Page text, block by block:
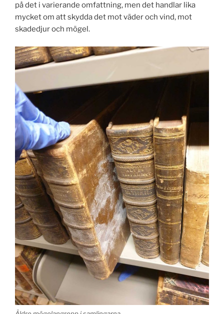
på det i varierande omfattning, men det handlar lika
mycket om att skydda det mot väder och vind, mot
skadedjur och mögel.